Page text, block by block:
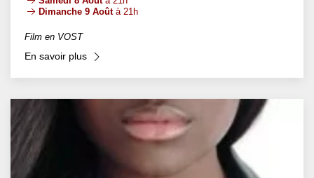
Dimanche 9 Aoûtà 21h
Film en VOST
En savoir plus